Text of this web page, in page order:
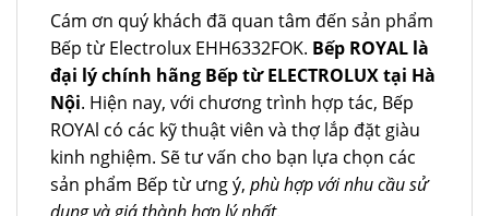
Cám ơn quý khách đã quan tâm đến sản phẩm
Bếp từ Electrolux EHH6332FOK. Bếp ROYAL là
đại lý chính hãng Bếp từ ELECTROLUX tại Hà
Nội. Hiện nay, với chương trình hợp tác, Bếp
ROYAl có các kỹ thuật viên và thợ lắp đặt giàu
kinh nghiệm. Sẽ tư vấn cho bạn lựa chọn các
sản phẩm Bếp từ ưng ý, phù hợp với nhu cầu sử